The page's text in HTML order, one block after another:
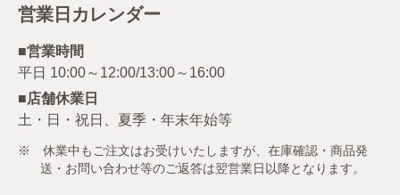
営業日カレンダー
■営業時間
■店舗休業日
土・日・祝日、夏季・年末年始等
※ 休業中もご注文はお受けいたしますが、在庫確認・商品発
送・お問い合わせ等のご返答は翌営業日以降となります。